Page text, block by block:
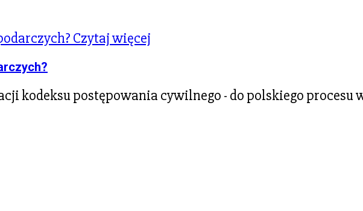
Czytaj więcej
kodeksu postępowania cywilnego - do polskiego procesu